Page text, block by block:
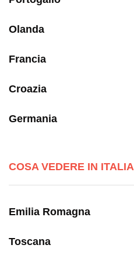
Olanda
Francia
Croazia
Germania
COSA VEDERE IN ITALIA
Emilia Romagna
Toscana